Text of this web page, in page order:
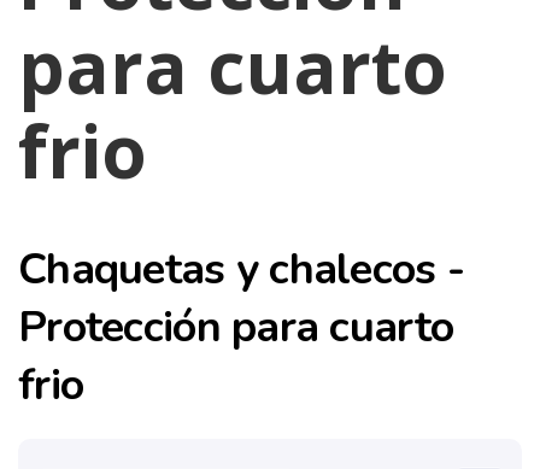
para cuarto
frio
Chaquetas y chalecos -
Protección para cuarto
frio